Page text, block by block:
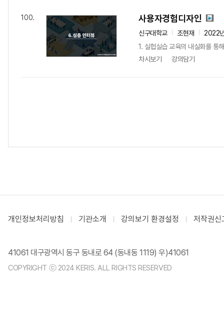
100. 사용자경험디자인
신구대학교 조현재
2022
1. 실헙실습 교육의 내실화를 통
차시보기
강의담기
개인정보처리방침 기관소개 강의보기 환경설정 저작권신
41061 대구광역시 동구 동내로 64 (동내동 1119) 우)41061
COPYRIGHT ⓒ 2024 KERIS. ALL RIGHTS RESERVED